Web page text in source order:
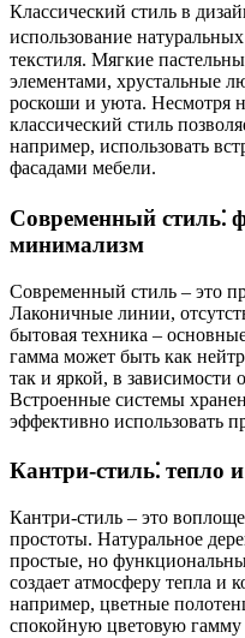
Классический стиль в
использование
текстиля. Мягкие
элементами, хрустальные
роскоши и уюта. Несмотря
классический стиль
например, использовать
фасадами мебели.
Современный стиль⁚
минимализм
Современный стиль – это
Лаконичные линии,
бытовая техника –
гамма может быть как
так и яркой, в зависимости
Встроенные системы
эффективно использовать
Кантри-стиль⁚ тепло
Кантри-стиль – это
простоты. Натуральное
простые, но
создает атмосферу тепла и
например, цветные
спокойную цветовую